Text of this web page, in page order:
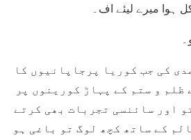
ہوا میرے لیئے اف۔
کی جب کوریا پرجاپانیوں کا
ظلم و ستم کے پہاڑ کورینوں پر
اور سائنسی تجربات بھی کرتے
کے ساتھ کچھ لوگ تو باغی ہو